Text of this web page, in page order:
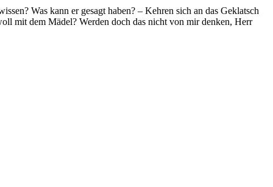
Was kann er gesagt haben? – Kehren sich an das Geklatsch
mit dem Mädel? Werden doch das nicht von mir denken, Herr